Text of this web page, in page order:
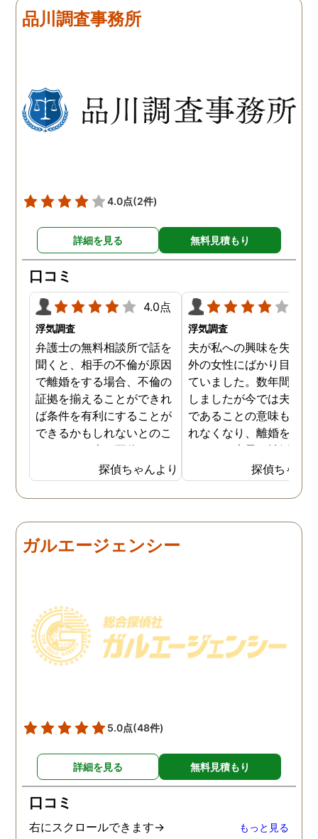
た。さらに探偵が入手した
証拠から二人が肉体関係を
私が夫を疑うだけでは夫の
不倫の実態を知ることがで
きませんでしたので、真相
果、妻が男友達と食事だ
した。想像以上に妻の浮
の状態が酷かったので、
然としてしまいました。
品川調査事務所
4.0点(2件)
詳細を見る 無料見積もり
口コミ
4.0点
浮気調査
弁護士の無料相談所で話を
聞くと、相手の不倫が原因
で離婚をする場合、不倫の
証拠を揃えることができれ
ば条件を有利にすることが
できるかもしれないとのこ
とでした。夫が不倫をして
いるのは確実なのですが、
私の証言だけでは効力が弱
いようです。弁護士のアド
の証拠を集めてもらうこと
にしました。夫は私への関
とはしょっちゅうです。次
の休みも休日出勤と称して
家を空けているので、この
日に証拠集めをお願いしま
と会い、そのまま夜まで過
間もラブホテルの利用もし
たようで、たった一日で不
倫の証拠を揃えることがで
きました。
探偵ちゃんより
浮気調査
夫が私への興味を失くし
外の女性にばかり目を向
ていました。数年間は我
しましたが今では夫と夫
であることの意味も感じ
れなくなり、離婚を決意
ました。素早く離婚を成
させるためには夫の不倫
証拠を手に入れることが
っ取り早く、探偵に調査
行動パターンを伝え、予
必要な不倫の証拠も手に
れることができました。
探偵ちゃん
ガルエージェンシー
5.0点(48件)
詳細を見る 無料見積もり
口コミ
右にスクロールできます→ もっと見る